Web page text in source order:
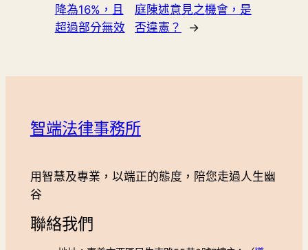
降為16%，且
超過部分無效
庭陳述意見之機會，是
否違憲？
→
智端法律事務所
用智慧及專業，以端正的態度，陪您走過人生幽
谷
聯絡我們